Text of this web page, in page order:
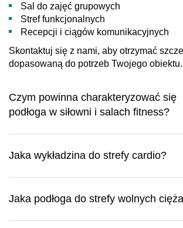
Sal do zajęć grupowych
Stref funkcjonalnych
Recepcji i ciągów komunikacyjnych
Skontaktuj się z nami, aby otrzymać
dopasowaną do potrzeb Twojego obiektu.
Czym powinna charakteryzować się
podłoga w siłowni i salach fitness?
Jaka wykładzina do strefy cardio?
Jaka podłoga do strefy wolnych